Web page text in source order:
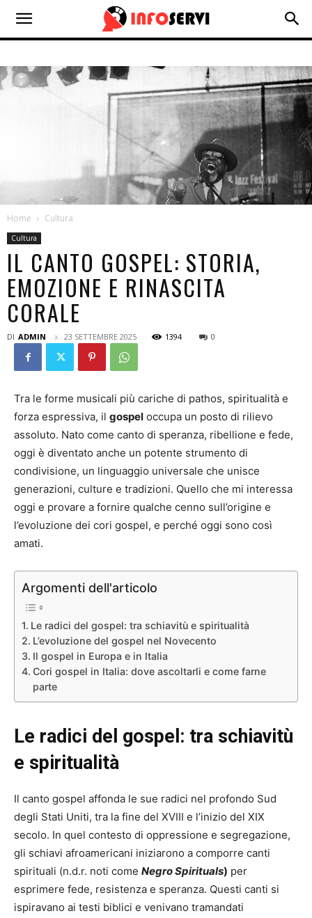
Home Cultura
Cultura
IL CANTO GOSPEL: STORIA,
EMOZIONE E RINASCITA
CORALE
DI ADMIN 23 SETTEMBRE 2025 1394 0
Tra le forme musicali più cariche di pathos, spiritualità e
forza espressiva, il gospel occupa un posto di rilievo
assoluto. Nato come canto di speranza, ribellione e fede,
oggi è diventato anche un potente strumento di
condivisione, un linguaggio universale che unisce
generazioni, culture e tradizioni. Quello che mi interessa
oggi e provare a fornire qualche cenno sull’origine e
l’evoluzione dei cori gospel, e perché oggi sono così
amati.
Argomenti dell'articolo
Le radici del gospel: tra schiavitù e spiritualità
L’evoluzione del gospel nel Novecento
Il gospel in Europa e in Italia
Cori gospel in Italia: dove ascoltarli e come farne
parte
Le radici del gospel: tra schiavitù
e spiritualità
Il canto gospel affonda le sue radici nel profondo Sud
degli Stati Uniti, tra la fine del XVIII e l’inizio del XIX
secolo. In quel contesto di oppressione e segregazione,
gli schiavi afroamericani iniziarono a comporre canti
spirituali (n.d.r. noti come Negro Spirituals) per
esprimere fede, resistenza e speranza. Questi canti si
ispiravano ai testi biblici e venivano tramandati